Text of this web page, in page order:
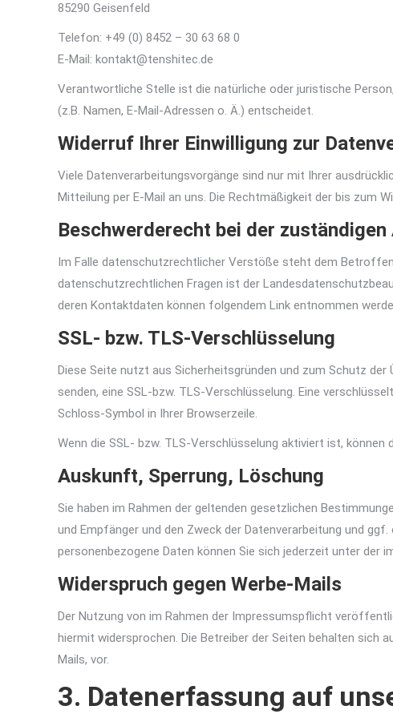
85290 Geisenfeld
Telefon: +49 (0) 8452 – 30 63 68 0
E-Mail: kontakt@tenshitec.de
Verantwortliche Stelle ist die natürliche oder juristische
(z.B. Namen, E-Mail-Adressen o. Ä.) entscheidet.
Widerruf Ihrer Einwilligung zur
Viele Datenverarbeitungsvorgänge sind nur mit Ihrer
Mitteilung per E-Mail an uns. Die Rechtmäßigkeit der bis zum
Beschwerderecht bei der
Im Falle datenschutzrechtlicher Verstöße steht dem
datenschutzrechtlichen Fragen ist der
deren Kontaktdaten können folgendem Link entnommen
SSL- bzw. TLS-Verschlüsselung
Diese Seite nutzt aus Sicherheitsgründen und zum Schutz
senden, eine SSL-bzw. TLS-Verschlüsselung. Eine
Schloss-Symbol in Ihrer Browserzeile.
Wenn die SSL- bzw. TLS-Verschlüsselung aktiviert ist,
Auskunft, Sperrung, Löschung
Sie haben im Rahmen der geltenden gesetzlichen
und Empfänger und den Zweck der Datenverarbeitung und
personenbezogene Daten können Sie sich jederzeit unter der
Widerspruch gegen Werbe-Mails
Der Nutzung von im Rahmen der Impressumspflicht
hiermit widersprochen. Die Betreiber der Seiten behalten sich
Mails, vor.
3. Datenerfassung auf